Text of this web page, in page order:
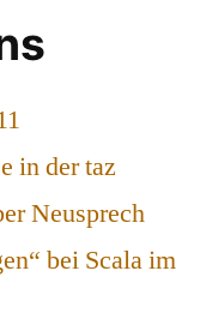
in der taz
Neusprech
bei Scala im